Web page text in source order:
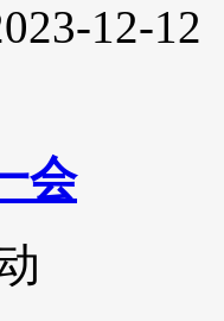
12-12
会